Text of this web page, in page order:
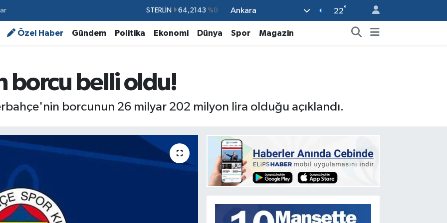
GRAM ALTIN 6500.87 %0.12
BİST100 13.799 %70
EURO
Ankara 22°
Özel Haber Gündem Politika Ekonomi Dünya Spor Magazin
borcu belli oldu!
borcunun 26 milyar 202 milyon lira olduğu açıklandı.